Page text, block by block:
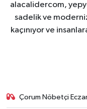
alacalidercom,
sadelik ve
kaçınıyor ve
Çorum Nöbetçi